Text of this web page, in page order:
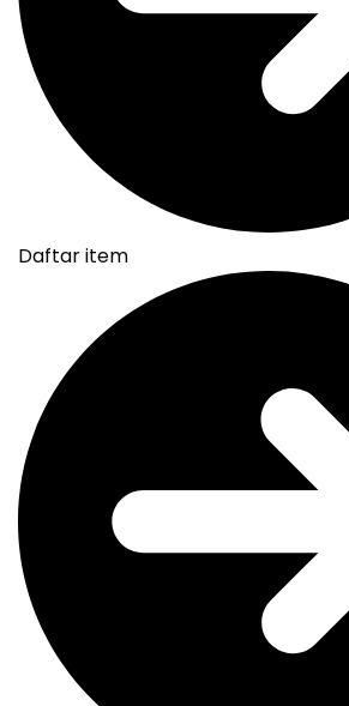
Daftar item